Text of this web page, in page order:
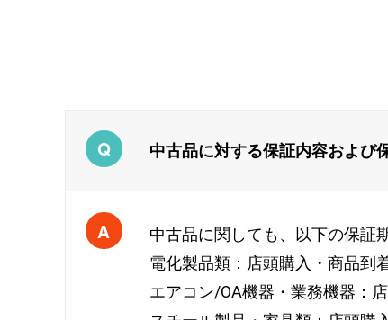
中古品に対する保証内容および
中古品に関しても、以下の保証
電化製品類：店頭購入・商品到
エアコン/OA機器・業務機器：